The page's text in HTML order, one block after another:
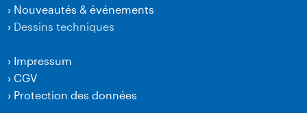
› Nouveautés & événements
› Dessins techniques
› Impressum
›CGV
› Protection des données